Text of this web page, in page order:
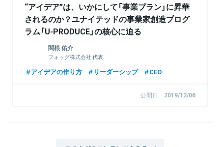
“アイデア”は、いかにして「事業プラン」に昇華
されるのか？ユナイテッドの事業家創造プログ
ラム「U-PRODUCE」の核心に迫る
関根 佑介
フォッグ株式会社 代表
アイデアの作り方 リーダーシップ CEO
公開日 2019/12/06